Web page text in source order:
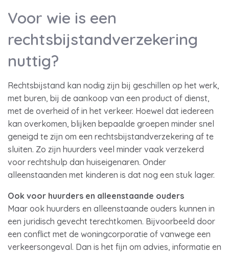
Voor wie is een
rechtsbijstandverzekering
nuttig?
Rechtsbijstand kan nodig zijn bij geschillen op het werk,
met buren, bij de aankoop van een product of dienst,
met de overheid of in het verkeer. Hoewel dat iedereen
kan overkomen, blijken bepaalde groepen minder snel
geneigd te zijn om een rechtsbijstandverzekering af te
sluiten. Zo zijn huurders veel minder vaak verzekerd
voor rechtshulp dan huiseigenaren. Onder
alleenstaanden met kinderen is dat nog een stuk lager.
Ook voor huurders en alleenstaande ouders
Maar ook huurders en alleenstaande ouders kunnen in
een juridisch gevecht terechtkomen. Bijvoorbeeld door
een conflict met de woningcorporatie of vanwege een
verkeersongeval. Dan is het fijn om advies, informatie en